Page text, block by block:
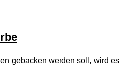
gebacken werden soll, wird es